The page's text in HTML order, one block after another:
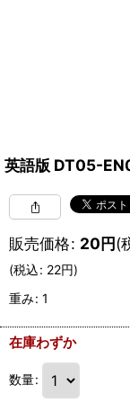
英語版 DT05-
販売価格: 20円(
(税込: 22円)
重み: 1
在庫わずか
数量: